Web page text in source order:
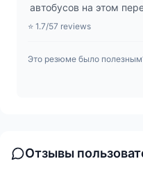
автобусов на этом
⭐ 1.7/57 reviews
Это резюме было
Отзывы